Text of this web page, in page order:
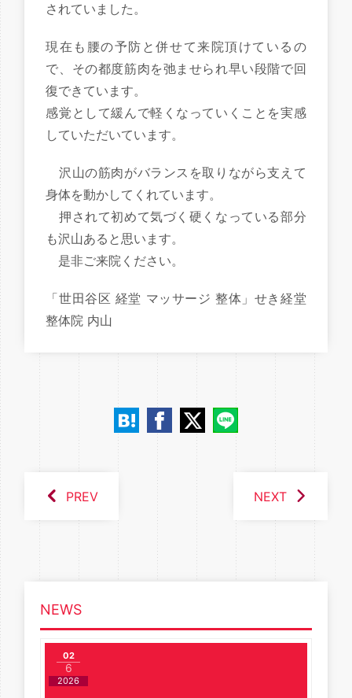
されていました。
現在も腰の予防と併せて来院頂けているの
で、その都度筋肉を弛ませられ早い段階で回
復できています。
感覚として緩んで軽くなっていくことを実感
していただいています。
沢山の筋肉がバランスを取りながら支えて
身体を動かしてくれています。
押されて初めて気づく硬くなっている部分
も沢山あると思います。
是非ご来院ください。
「世田谷区 経堂 マッサージ 整体」せき経堂
整体院 内山
PREV NEXT
NEWS
02
6
2026